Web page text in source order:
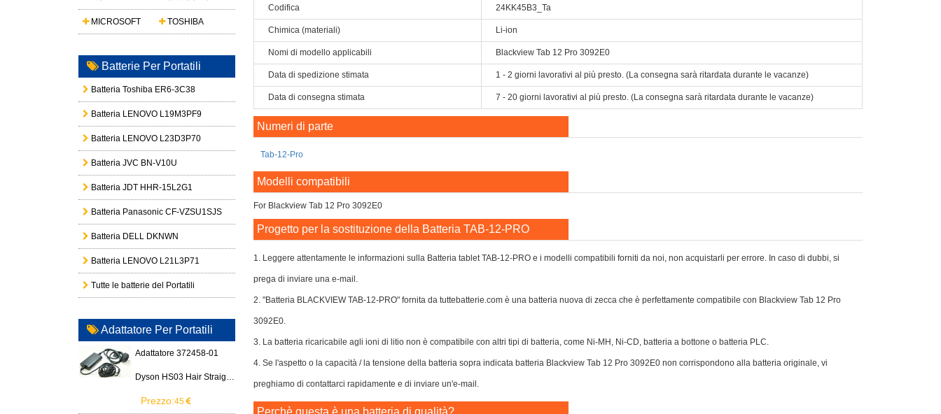
Codifica 24KK45B3_Ta
Chimica (materiali) Li-ion
Nomi di modello applicabili Blackview Tab 12 Pro 3092E0
Data di spedizione stimata 1 - 2 giorni lavorativi al più presto. (La consegna sarà ritardata durante le vacanze)
Data di consegna stimata 7 - 20 giorni lavorativi al più presto. (La consegna sarà ritardata durante le vacanze)
Numeri di parte
Tab-12-Pro
Modelli compatibili
For Blackview Tab 12 Pro 3092E0
Progetto per la sostituzione della Batteria TAB-12-PRO
1. Leggere attentamente le informazioni sulla Batteria tablet TAB-12-PRO e i modelli compatibili forniti da noi, non acquistarli per errore. In caso di dubbi, si
prega di inviare una e-mail.
2. "Batteria BLACKVIEW TAB-12-PRO" fornita da tuttebatterie.com è una batteria nuova di zecca che è perfettamente compatibile con Blackview Tab 12 Pro
3092E0.
3. La batteria ricaricabile agli ioni di litio non è compatibile con altri tipi di batteria, come Ni-MH, Ni-CD, batteria a bottone o batteria PLC.
4. Se l'aspetto o la capacità / la tensione della batteria sopra indicata batteria Blackview Tab 12 Pro 3092E0 non corrispondono alla batteria originale, vi
preghiamo di contattarci rapidamente e di inviare un'e-mail.
Perchè questa è una batteria di qualità?
MICROSOFT TOSHIBA
Batterie Per Portatili
Batteria Toshiba ER6-3C38
Batteria LENOVO L19M3PF9
Batteria LENOVO L23D3P70
Batteria JVC BN-V10U
Batteria JDT HHR-15L2G1
Batteria Panasonic CF-VZSU1SJS
Batteria DELL DKNWN
Batteria LENOVO L21L3P71
Tutte le batterie del Portatili
Adattatore Per Portatili
Adattatore 372458-01
Dyson HS03 Hair Straightener
Prezzo:45